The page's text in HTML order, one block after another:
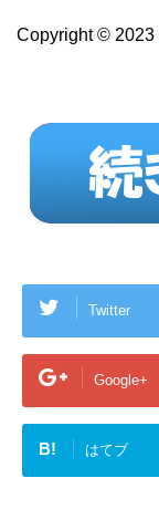
Copyright © 2023
Twitter
Google+
B! はてブ